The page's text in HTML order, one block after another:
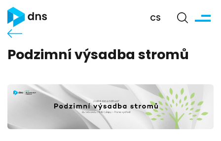
CS
Podzimní výsadba stromů